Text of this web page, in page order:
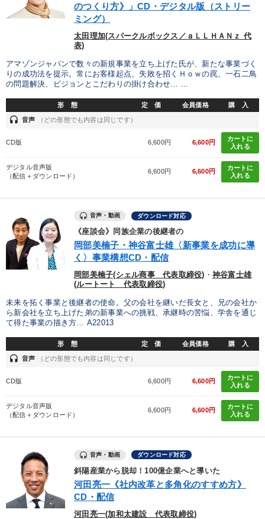
のつくり方》」CD・デジタル版（ストリー
ミング）
太田理加(スパークルボックス／ａＬＬＨＡＮｚ 代
表)
アマゾンジャパンで数々の新規事業を立ち上げた氏が、新たな事業づく
りの成功法を提示。常にお客様起点、失敗を招くＨｏｗの罠、一石二鳥
の問題解決、ビジョンとこだわりの掛け合わせ… ...
形 態 定 価 会員価格 購 入
headset 音声 （どの形態でも内容は同じです）
CD版 6,600円 6,600円
カートに
入れる
デジタル音声版
（配信＋ダウンロード）
6,600円 6,600円
カートに
入れる
音声・動画 ダウンロード対応
《座談会》同族企業の後継者の
岡部美楠子・神谷富士雄〈新事業を成功に導
く〉事業構想CD・配信
岡部美楠子(シェル商事 代表取締役) ・ 神谷富士雄
(ルートート 代表取締役)
未来を拓く事業と後継者の使命。父の会社を継いだ長女と、兄の会社か
ら新会社を立ち上げた弟の新事業への挑戦、承継時の苦悩、学舎を通じ
て得た事業の描き方… A22013
形 態 定 価 会員価格 購 入
headset 音声 （どの形態でも内容は同じです）
CD版 6,600円 6,600円
カートに
入れる
デジタル音声版
（配信＋ダウンロード）
6,600円 6,600円
カートに
入れる
音声・動画 ダウンロード対応
斜陽産業から脱却！100億企業へと導いた
河田亮一《社内改革と多角化のすすめ方》
CD・配信
河田亮一(加和太建設 代表取締役)